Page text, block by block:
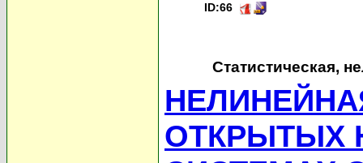
ID:66
Статистическая,
ОТКРЫТЫХ